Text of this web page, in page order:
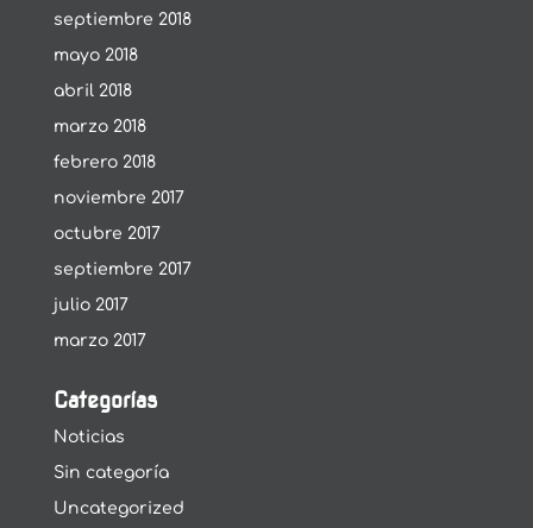
septiembre 2018
mayo 2018
abril 2018
marzo 2018
febrero 2018
noviembre 2017
octubre 2017
septiembre 2017
julio 2017
marzo 2017
Categorías
Noticias
Sin categoría
Uncategorized